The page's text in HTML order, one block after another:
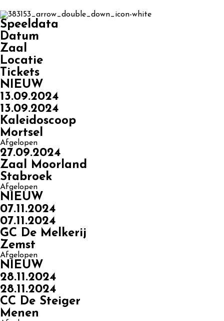
Speeldata
Datum
Zaal
Locatie
Tickets
NIEUW
13.09.2024
13.09.2024
Kaleidoscoop
Mortsel
Afgelopen
27.09.2024
Zaal Moorland
Stabroek
Afgelopen
NIEUW
07.11.2024
07.11.2024
GC De Melkerij
Zemst
Afgelopen
NIEUW
28.11.2024
28.11.2024
CC De Steiger
Menen